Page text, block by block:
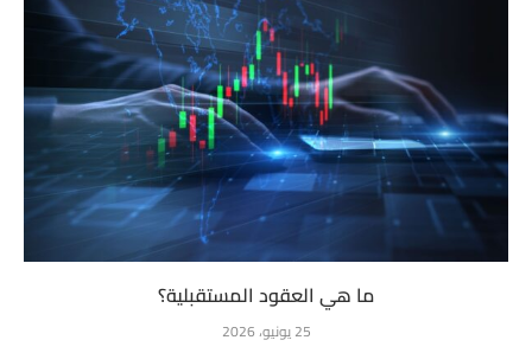
ما هي العقود المستقبلية؟
25 يونيو، 2026